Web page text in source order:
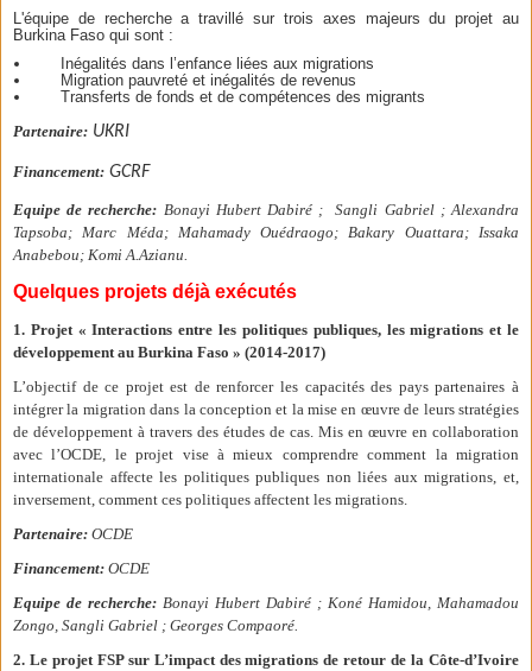
L'équipe de recherche a travillé sur trois axes majeurs du projet au
Burkina Faso qui sont :
Inégalités dans l’enfance liées aux migrations
Migration pauvreté et inégalités de revenus
Transferts de fonds et de compétences des migrants
Partenaire: UKRI
Financement: GCRF
Equipe de recherche: Bonayi Hubert Dabiré ; Sangli Gabriel ; Alexandra
Tapsoba; Marc Méda; Mahamady Ouédraogo; Bakary Ouattara; Issaka
Anabebou; Komi A.Azianu.
Quelques projets déjà exécutés
1. Projet « Interactions entre les politiques publiques, les migrations et le
développement au Burkina Faso » (2014-2017)
L’objectif de ce projet est de renforcer les capacités des pays partenaires à
intégrer la migration dans la conception et la mise en œuvre de leurs stratégies
de développement à travers des études de cas. Mis en œuvre en collaboration
avec l’OCDE, le projet vise à mieux comprendre comment la migration
internationale affecte les politiques publiques non liées aux migrations, et,
inversement, comment ces politiques affectent les migrations.
Partenaire: OCDE
Financement: OCDE
Equipe de recherche: Bonayi Hubert Dabiré ; Koné Hamidou, Mahamadou
Zongo, Sangli Gabriel ; Georges Compaoré.
2. Le projet FSP sur L’impact des migrations de retour de la Côte-d’Ivoire